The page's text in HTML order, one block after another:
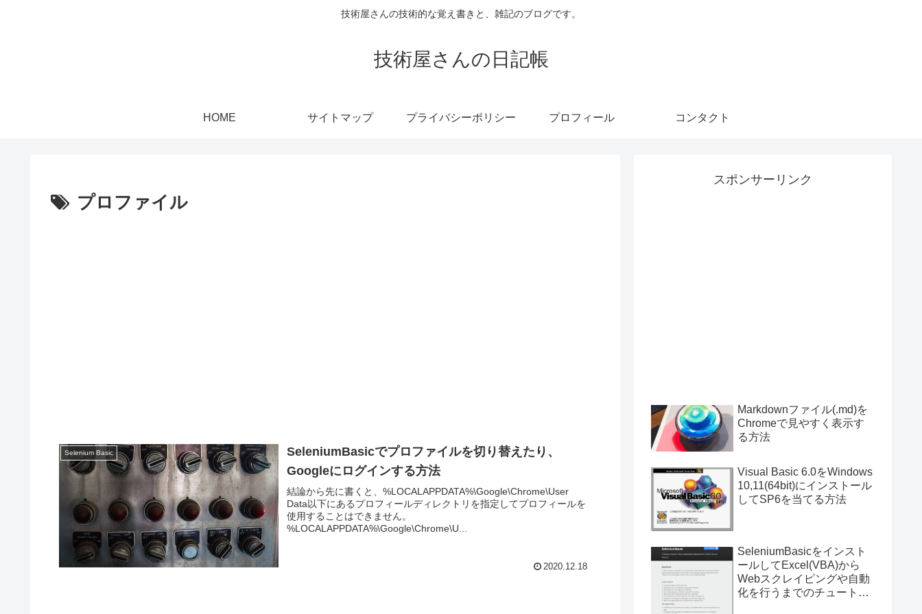
技術屋さんの技術的な覚え書きと、雑記のブログです。
技術屋さんの日記帳
HOME サイトマップ プライバシーポリシー プロフィール コンタクト
プロファイル
Selenium Basic
SeleniumBasicでプロファイルを切り替えたり、
Googleにログインする方法
結論から先に書くと、%LOCALAPPDATA%\Google\Chrome\User
Data以下にあるプロフィールディレクトリを指定してプロフィールを
使用することはできません。
%LOCALAPPDATA%\Google\Chrome\U...
2020.12.18
スポンサーリンク
Markdownファイル(.md)を
Chromeで見やすく表示す
る方法
Visual Basic 6.0をWindows
10,11(64bit)にインストール
してSP6を当てる方法
SeleniumBasicをインスト
ールしてExcel(VBA)から
Webスクレイピングや自動
化を行うまでのチュートリ